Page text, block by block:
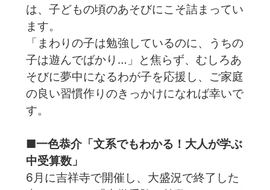
は、子どもの頃のあそびにこそ詰まってい
ます。
「まわりの子は勉強しているのに、うちの
子は遊んでばかり…」と焦らず、むしろあ
そびに夢中になるわが子を応援し、ご家庭
の良い習慣作りのきっかけになれば幸いで
す。
■一色恭介「文系でもわかる！大人が学ぶ
中受算数」
6月に吉祥寺で開催し、大盛況で終了した